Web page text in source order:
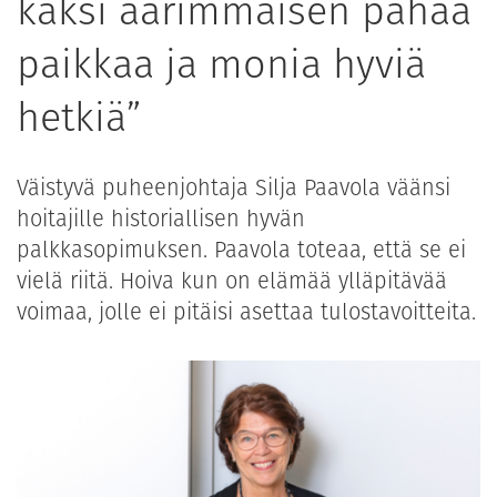
paikkaa ja monia hyviä
hetkiä”
Väistyvä puheenjohtaja Silja Paavola väänsi
hoitajille historiallisen hyvän
palkkasopimuksen. Paavola toteaa, että se ei
vielä riitä. Hoiva kun on elämää ylläpitävää
voimaa, jolle ei pitäisi asettaa tulostavoitteita.